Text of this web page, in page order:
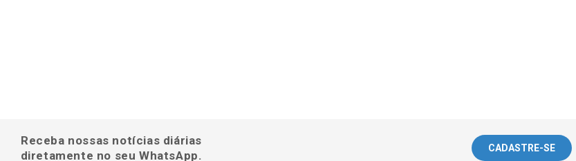
Receba nossas notícias diárias
diretamente no seu WhatsApp.
CADASTRE-SE